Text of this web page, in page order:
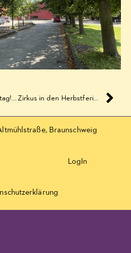
Zirkus in den Herbstferien 2019
Braunschweig
LogIn